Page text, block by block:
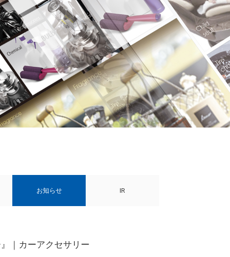
お知らせ IR
｜カーアクセサリー